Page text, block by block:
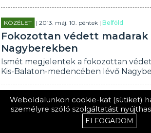
KÖZÉLET | 2013. máj. 10. péntek |Belföld
Fokozottan védett madarak
Nagyberekben
Ismét megjelentek a fokozottan
Kis-Balaton-medencében lévő
KÖZÉLET | 2013. máj. 10. péntek |Belföld
Uniós zárolás
Varga Mihály további intézkedést
Weboldalunkon cookie-kat (sütiket)
személyre szóló szolgáltatást
ELFOGADOM